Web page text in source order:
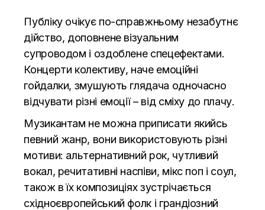
Публіку очікує по-справжньому незабутнє
дійство, доповнене візуальним
супроводом і оздоблене спецефектами.
Концерти колективу, наче емоційні
гойдалки, змушують глядача одночасно
відчувати різні емоції – від сміху до плачу.
Музикантам не можна приписати якийсь
певний жанр, вони використовують різні
мотиви: альтернативний рок, чутливий
вокал, речитативні наспіви, мікс поп і соул,
також в їх композиціях зустрічається
східноєвропейський фолк і грандіозний